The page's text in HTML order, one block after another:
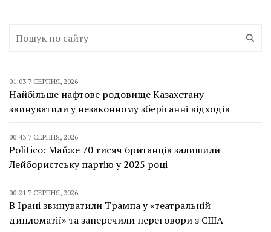
01:03 7 СЕРПНЯ, 2026
Найбільше нафтове родовище Казахстану
звинуватили у незаконному зберіганні відходів
00:43 7 СЕРПНЯ, 2026
Politico: Майже 70 тисяч британців залишили
Лейбористську партію у 2025 році
00:21 7 СЕРПНЯ, 2026
В Ірані звинуватили Трампа у «театральній
дипломатії» та заперечили переговори з США